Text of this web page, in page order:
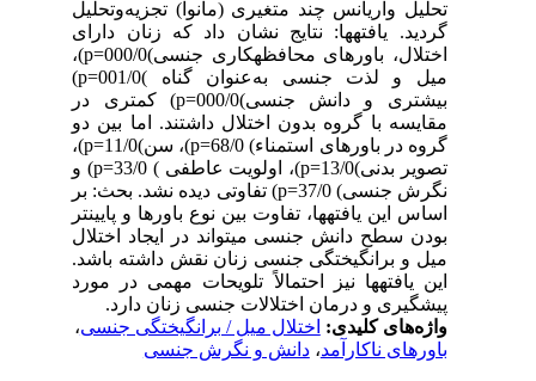
تحلیل واریانس چند متغیری (مانوا) تجزیه‌وتحلیل
گردید. یافته­ها: نتایج نشان داد که زنان دارای
اختلال، باورهای محافظه­کاری جنسی)000/0=p)،
میل و لذت جنسی به‌عنوان گناه )001/0=p)
بیشتری و دانش جنسی)000/0=p) کم­تری در
مقایسه با گروه بدون اختلال داشتند. اما بین دو
گروه در باور­های استمناء) 68/0=p)، سن)11/0=p)،
تصویر بدنی)13/0=p)، اولویت عاطفی ) 33/0=p) و
نگرش جنسی) 37/0=p) تفاوتی دیده نشد. بحث: بر
اساس این یافته­ها، تفاوت بین نوع باورها و پایین­تر
بودن سطح دانش جنسی می­تواند در ایجاد اختلال
میل و برانگیختگی جنسی زنان نقش داشته باشد.
این یافته­ها نیز احتمالاً تلویحات مهمی در مورد
پیشگیری و درمان اختلالات جنسی زنان دارد.
واژه‌های کلیدی:اختلال میل / برانگیختگی جنسی،
باورهای ناکارآمد،دانش و نگرش جنسی